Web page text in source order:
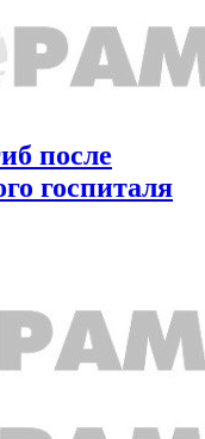
после
госпиталя